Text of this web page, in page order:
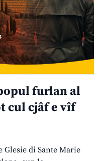
furlan al
cul cjâf e vîf
Glesie di Sante Marie